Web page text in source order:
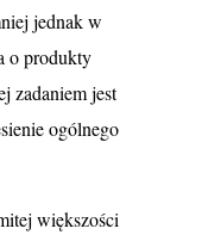
jednak w
o produkty
zadaniem jest
ogólnego
większości